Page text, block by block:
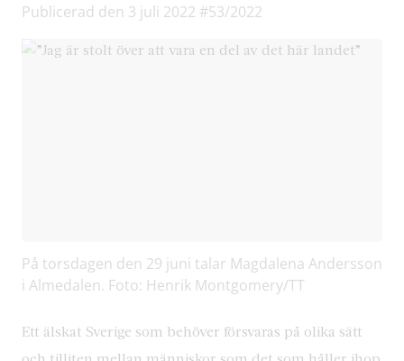
Publicerad den 3 juli 2022 #53/2022
På torsdagen den 29 juni talar Magdalena Andersson
i Almedalen. Foto: Henrik Montgomery/TT
Ett älskat Sverige som behöver försvaras på olika sätt
och tilliten mellan människor som det som håller ihop